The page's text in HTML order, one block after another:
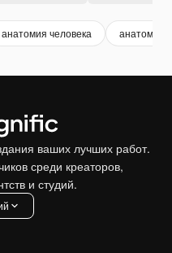
анатомия человека анатомия
ваших лучших работ.
среди креаторов,
и студий.